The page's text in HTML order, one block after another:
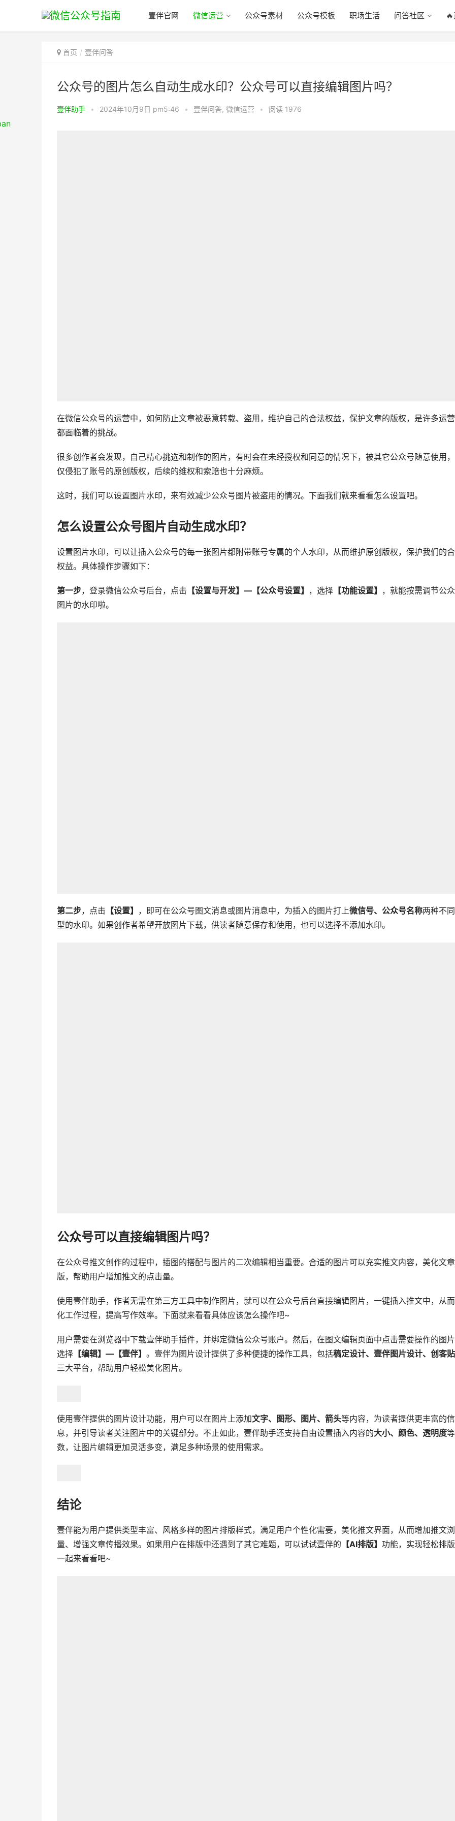
壹伴官网 微信运营 公众号素材 公众号模板 职场生活 问答社区
首页 壹伴问答
公众号的图片怎么自动生成水印？公众号可以直接编辑图片吗？
壹伴助手 • 2024年10月9日 pm5:46 • 壹伴问答, 微信运营 • 阅读 1976
在微信公众号的运营中，如何防止文章被恶意转载、盗用，维护自己的合法权益，保护文章的版权，是许多运
都面临着的挑战。
很多创作者会发现，自己精心挑选和制作的图片，有时会在未经授权和同意的情况下，被其它公众号随意使用
仅侵犯了账号的原创版权，后续的维权和索赔也十分麻烦。
这时，我们可以设置图片水印，来有效减少公众号图片被盗用的情况。下面我们就来看看怎么设置吧。
怎么设置公众号图片自动生成水印？
设置图片水印，可以让插入公众号的每一张图片都附带账号专属的个人水印，从而维护原创版权，保护我们的
权益。具体操作步骤如下：
第一步，登录微信公众号后台，点击 【设置与开发】—【公众号设置】 ，选择 【功能设置】
，就能按需调节公
图片的水印啦。
第二步，点击 【设置】 ，即可在公众号图文消息或图片消息中，为插入的图片打上微信号、公众号名称两种不
型的水印。如果创作者希望开放图片下载，供读者随意保存和使用，也可以选择不添加水印。
公众号可以直接编辑图片吗？
在公众号推文创作的过程中，插图的搭配与图片的二次编辑相当重要。合适的图片可以充实推文内容，美化文
版，帮助用户增加推文的点击量。
使用壹伴助手，作者无需在第三方工具中制作图片，就可以在公众号后台直接编辑图片，一键插入推文中，从
化工作过程，提高写作效率。下面就来看看具体应该怎么操作吧~
用户需要在浏览器中下载壹伴助手插件，并绑定微信公众号账户。然后，在图文编辑页面中点击需要操作的图
选择 【编辑】—【壹伴】 。壹伴为图片设计提供了多种便捷的操作工具，包括稿定设计、壹伴图片设计、创客贴
三大平台，帮助用户轻松美化图片。
使用壹伴提供的图片设计功能，用户可以在图片上添加文字、图形、图片、箭头等内容，为读者提供更丰富的信
息，并引导读者关注图片中的关键部分。不止如此，壹伴助手还支持自由设置插入内容的大小、颜色、透明度
数，让图片编辑更加灵活多变，满足多种场景的使用需求。
结论
壹伴能为用户提供类型丰富、风格多样的图片排版样式，满足用户个性化需要，美化推文界面，从而增加推文
量、增强文章传播效果。如果用户在排版中还遇到了其它难题，可以试试壹伴的 【AI排版】 功能，实现轻松排
一起来看看吧~